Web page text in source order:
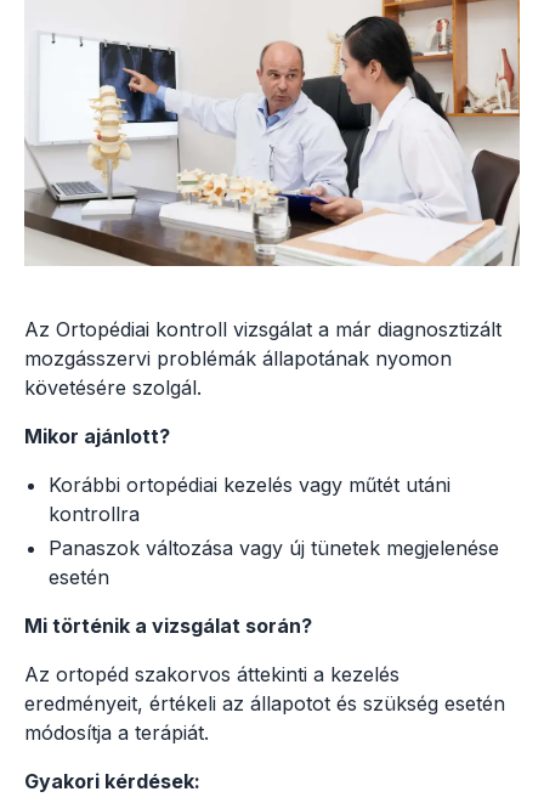
Az Ortopédiai kontroll vizsgálat a már diagnosztizált
mozgásszervi problémák állapotának nyomon
követésére szolgál.
Mikor ajánlott?
Korábbi ortopédiai kezelés vagy műtét utáni
kontrollra
Panaszok változása vagy új tünetek megjelenése
esetén
Mi történik a vizsgálat során?
Az ortopéd szakorvos áttekinti a kezelés
eredményeit, értékeli az állapotot és szükség esetén
módosítja a terápiát.
Gyakori kérdések: